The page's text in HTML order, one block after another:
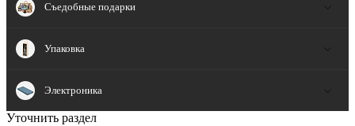
Съедобные подарки
Упаковка
Электроника
Уточнить раздел